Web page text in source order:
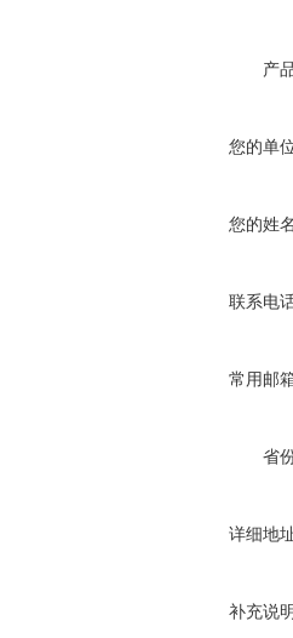
产
您的单
您的姓
联系电
常用邮
省
详细地
补充说